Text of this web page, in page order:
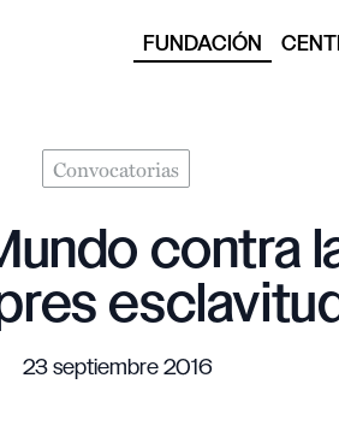
FUNDACIÓN
Convocatorias
contra
23 septiembre 2016